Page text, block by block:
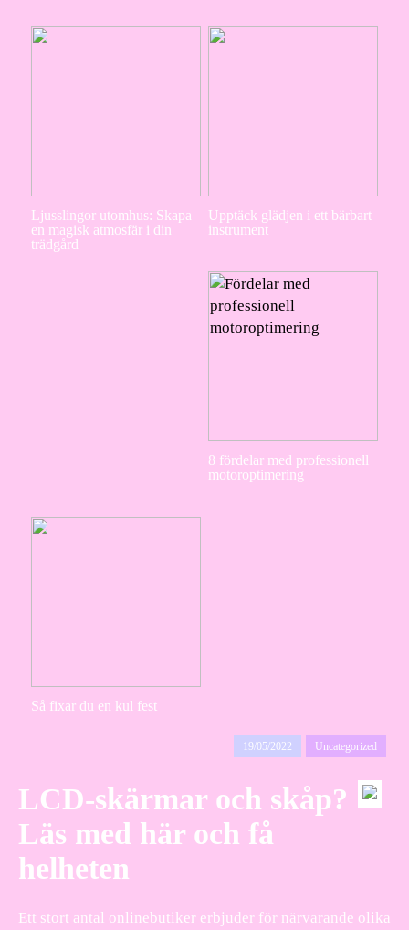
Ljusslingor utomhus: Skapa
en magisk atmosfär i din
trädgård
Upptäck glädjen i ett bärbart
instrument
8 fördelar med professionell
motoroptimering
Så fixar du en kul fest
19/05/2022 Uncategorized
LCD-skärmar och skåp?
Läs med här och få
helheten
Ett stort antal onlinebutiker erbjuder för närvarande olika